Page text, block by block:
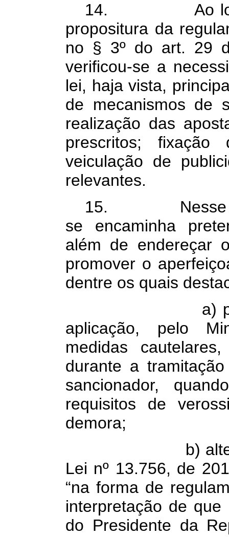
14. Ao longo
propositura da
no § 3º do art. 29
verificou-se a
lei, haja vista,
de mecanismos de
realização das
prescritos;
veiculação de
relevantes.
15. Nesse
se encaminha
além de endereçar
promover o
dentre os quais
a) previsão
aplicação, pelo
medidas
durante a
sancionador,
requisitos de
demora;
b) alteração
Lei nº 13.756, de
“na forma de
interpretação de
do Presidente da